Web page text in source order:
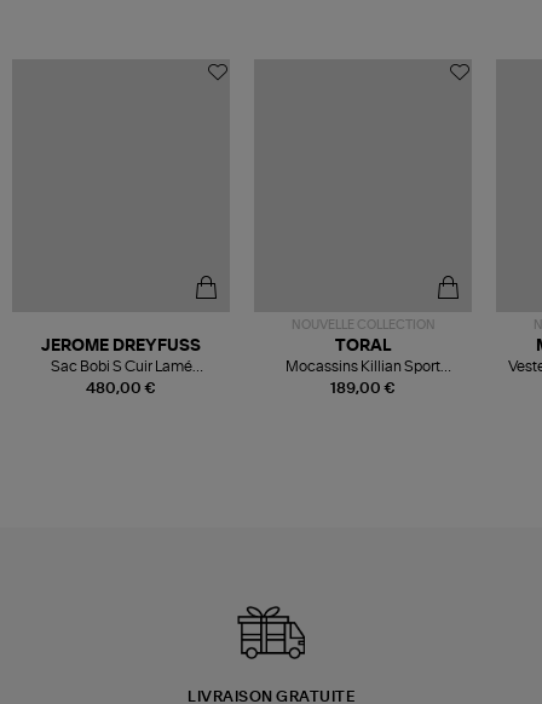
480,00 €
JEROME DREYFUSS
Sac Bobi S Cuir Lamé
Champagne
NOUVELLE COLLECTION
189,00 €
TORAL
Mocassins Killian Sport
Mousse
LIVRAISON GRATUITE